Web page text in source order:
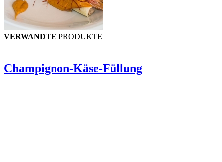
VERWANDTE PRODUKTE
Champignon-Käse-Füllung